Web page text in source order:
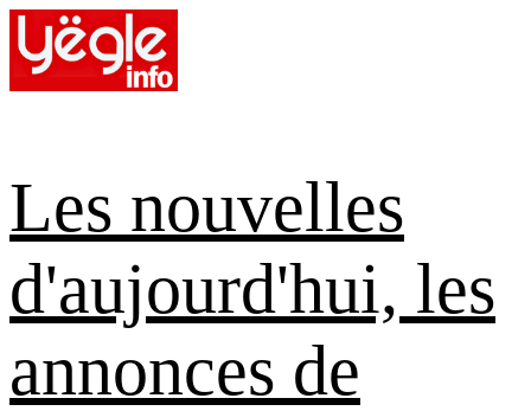
Skip
content
Les nouvelles
d'aujourd'hui, les
annonces de